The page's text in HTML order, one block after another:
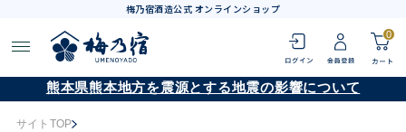
梅乃宿酒造公式 オンラインショップ
0
熊本県熊本地方を震源とする地震の影響について
サイトTOP